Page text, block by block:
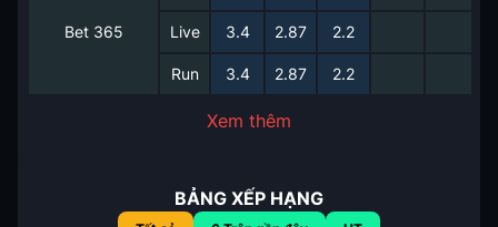
Bet 365 Live 3.4 2.87 2.2
Run 3.4 2.87 2.2
Xem thêm
BẢNG XẾP HẠNG